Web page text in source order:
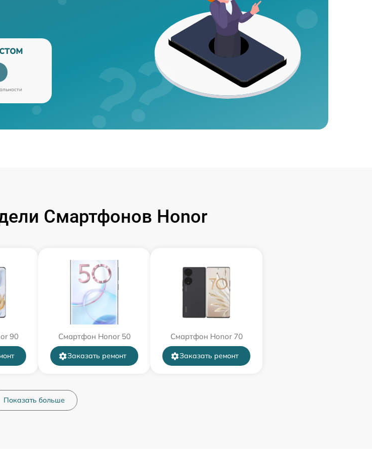
Смартфонов Honor
90 Смартфон Honor 50
Заказать ремонт
Смартфон Honor 70
Заказать ремонт
Показать больше